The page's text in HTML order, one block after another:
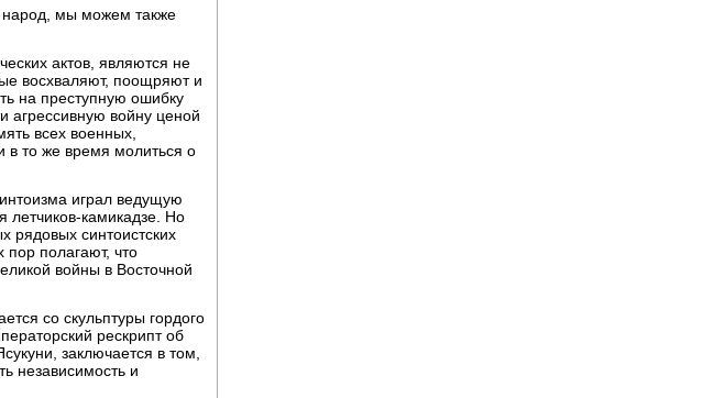
мы можем также
актов, являются не
восхваляют, поощряют и
на преступную ошибку
агрессивную войну ценой
всех военных,
в то же время молиться о
играл ведущую
летчиков-камикадзе. Но
рядовых синтоистских
полагают, что
войны в Восточной
со скульптуры гордого
рескрипт об
заключается в том,
независимость и